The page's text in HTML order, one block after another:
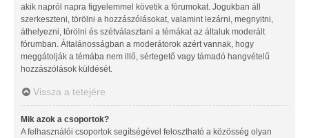
akik napról napra figyelemmel követik a fórumokat. Jogukban áll
szerkeszteni, törölni a hozzászólásokat, valamint lezárni, megnyitni,
áthelyezni, törölni és szétválasztani a témákat az általuk moderált
fórumban. Általánosságban a moderátorok azért vannak, hogy
meggátolják a témába nem illő, sértegető vagy támadó hangvételű
hozzászólások küldését.
Vissza a tetejére
Mik azok a csoportok?
A felhasználói csoportok segítségével felosztható a közösség olyan